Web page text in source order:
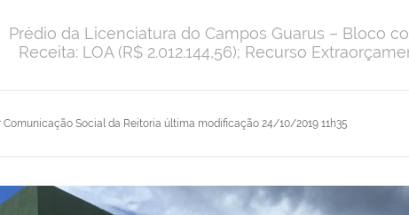
Comunicação Social da Reitoria última modificação 24/10/2019 11h35
Prédio da Licenciatura do Campos Guarus – Bloco
Receita: LOA (R$ 2.012.144,56); Recurso